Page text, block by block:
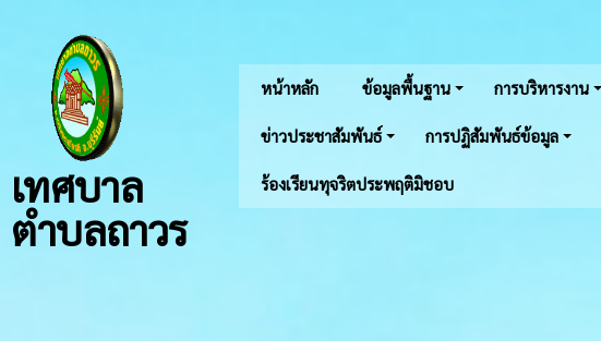
เทศบาล
ตำบลถาวร
หน้าหลัก ข้อมูลพื้นฐาน การบริหารงาน
ข่าวประชาสัมพันธ์ การปฏิสัมพันธ์ข้อมูล
ร้องเรียนทุจริตประพฤติมิชอบ